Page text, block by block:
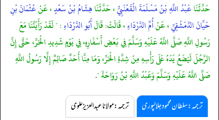
حَدَّثَنَاعَبْدُ اللَّهِ بْنُ مَسْلَمَةَ الْقَعْنَبِيُّ، حَدَّثَنَاهِشَامُ بْنُ سَعْدٍ، عَنْعُثْمَانَ بْنِ
حَيَّانَ الدِّمَشْقِيِّ، عَنْأُمِّ الدَّرْدَاءِ، قَالَتْ: قَالَأَبُو الدَّرْدَاءِ: " لَقَدْ رَأَيْتُنَا مَعَ
رَسُولِ اللَّهِ صَلَّى اللَّهُ عَلَيْهِ وَسَلَّمَ فِي بَعْضِ أَسْفَارِهِ، فِي يَوْمٍ شَدِيدِ الْحَرِّ، حَتَّى إِنَّ
الرَّجُلَ لَيَضَعُ يَدَهُ عَلَى رَأْسِهِ مِنْ شِدَّةِ الْحَرِّ، وَمَا مِنَّا أَحَدٌ صَائِمٌ إِلَّا رَسُولُ اللَّهِ
صَلَّى اللَّهُ عَلَيْهِ وَسَلَّمَ وَعَبْدُ اللَّهِ بْنُ رَوَاحَةَ ".
ترجمہ:سلطان محمود جلالپوری ترجمہ:مولانا عبدالعزیز علوی